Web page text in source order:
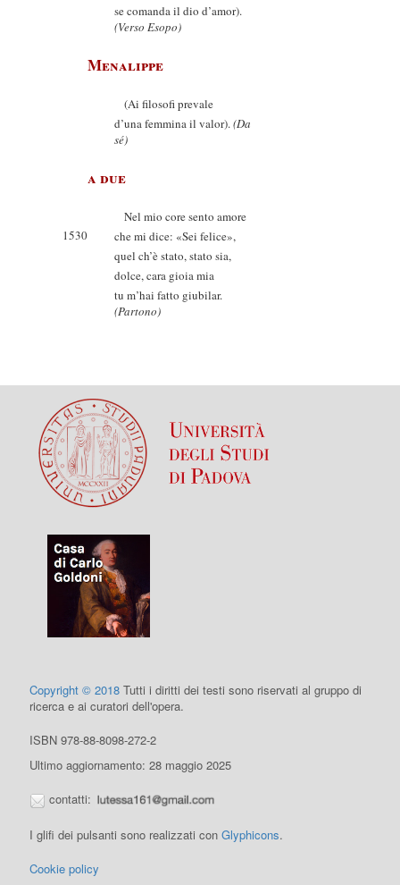
se comanda il dio d’amor).
(Verso Esopo)
Menalippe
(Ai filosofi prevale
d’una femmina il valor).(Da
sé)
a due
Nel mio core sento amore
1530
che mi dice: «Sei felice»,
quel ch’è stato, stato sia,
dolce, cara gioia mia
tu m’hai fatto giubilar.
(Partono)
Copyright © 2018 Tutti i diritti dei testi sono riservati al gruppo di
ricerca e ai curatori dell'opera.
ISBN 978-88-8098-272-2
Ultimo aggiornamento: 28 maggio 2025
contatti:
I glifi dei pulsanti sono realizzati conGlyphicons.
Cookie policy